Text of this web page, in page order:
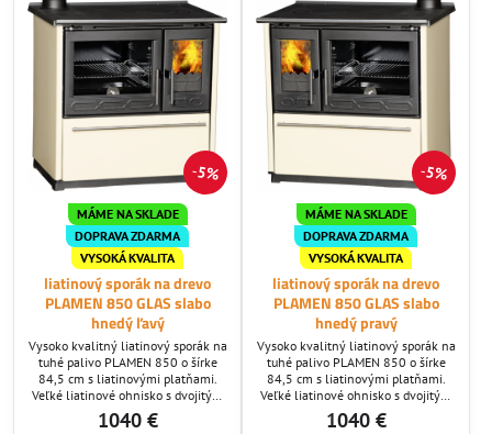
kvality potiahnutú teflónom, ktorá
je...
kvality potiahnutú teflónom, ktorá
je...
5%
MÁME NA SKLADE
DOPRAVA ZDARMA
VYSOKÁ KVALITA
liatinový sporák na drevo
PLAMEN 850 GLAS slabo
hnedý ľavý
Vysoko kvalitný liatinový sporák na
tuhé palivo PLAMEN 850 o šírke
84,5 cm s liatinovými platňami.
Veľké liatinové ohnisko s dvojitým
spaľovaním, veľká smaltovaná rúra
na pečenie, samočistiace sklo. Ak
1040 €
5%
MÁME NA SKLADE
DOPRAVA ZDARMA
VYSOKÁ KVALITA
liatinový sporák na drevo
PLAMEN 850 GLAS slabo
hnedý pravý
Vysoko kvalitný liatinový sporák na
tuhé palivo PLAMEN 850 o šírke
84,5 cm s liatinovými platňami.
Veľké liatinové ohnisko s dvojitým
spaľovaním, veľká smaltovaná rúra
na pečenie, samočistiace sklo. Ak
1040 €